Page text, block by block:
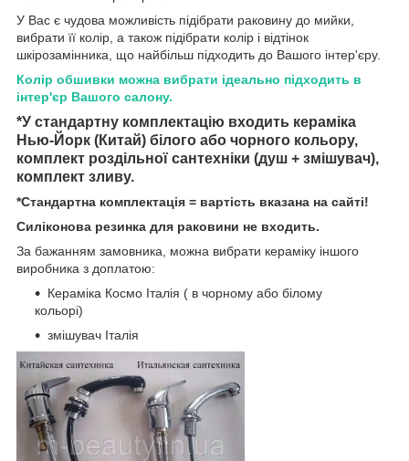
У Вас є чудова можливість підібрати раковину до мийки,
вибрати її колір, а також підібрати колір і відтінок
шкірозамінника, що найбільш підходить до Вашого інтер'єру.
Колір обшивки можна вибрати ідеально підходить в
інтер'єр Вашого салону.
*У стандартну комплектацію входить кераміка
Нью-Йорк (Китай) білого або чорного кольору,
комплект роздільної сантехніки (душ + змішувач),
комплект зливу.
*Стандартна комплектація = вартість вказана на сайті!
Силіконова резинка для раковини не входить.
За бажанням замовника, можна вибрати кераміку іншого
виробника з доплатою:
Кераміка Космо Італія ( в чорному або білому
кольорі)
змішувач Італія